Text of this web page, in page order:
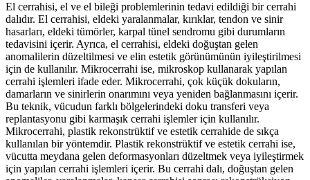
El cerrahisi, el ve el bileği problemlerinin tedavi edildiği bir cerrahi
dalıdır. El cerrahisi, eldeki yaralanmalar, kırıklar, tendon ve sinir
hasarları, eldeki tümörler, karpal tünel sendromu gibi durumların
tedavisini içerir. Ayrıca, el cerrahisi, eldeki doğuştan gelen
anomalilerin düzeltilmesi ve elin estetik görünümünün iyileştirilmesi
için de kullanılır. Mikrocerrahi ise, mikroskop kullanarak yapılan
cerrahi işlemleri ifade eder. Mikrocerrahi, çok küçük dokuların,
damarların ve sinirlerin onarımını veya yeniden bağlanmasını içerir.
Bu teknik, vücudun farklı bölgelerindeki doku transferi veya
replantasyonu gibi karmaşık cerrahi işlemler için kullanılır.
Mikrocerrahi, plastik rekonstrüktif ve estetik cerrahide de sıkça
kullanılan bir yöntemdir. Plastik rekonstrüktif ve estetik cerrahi ise,
vücutta meydana gelen deformasyonları düzeltmek veya iyileştirmek
için yapılan cerrahi işlemleri içerir. Bu cerrahi dalı, doğuştan gelen